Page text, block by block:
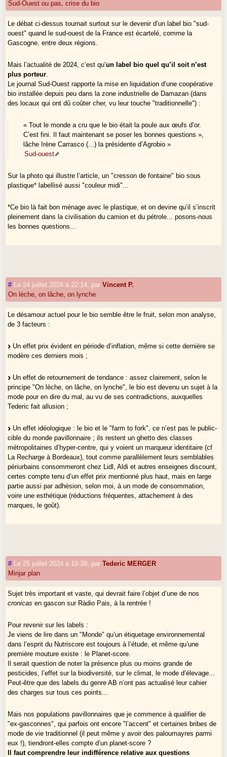
Sud-Ouest ou pas, crise du bio
Le débat ci-dessus tournait surtout sur le devenir d’un label bio "sud-
ouest" quand le sud-ouest de la France est écartelé, comme la
Gascogne, entre deux régions.
Mais l’actualité de 2024, c’est qu’un label bio quel qu’il soit n’est
plus porteur
Le journal Sud-Ouest rapporte la mise en liquidation d’une coopérative
bio installée depuis peu dans la zone industrielle de Damazan (dans
des locaux qui ont dû coûter cher, vu leur touche "traditionnelle") :
« Tout le monde a cru que le bio était la poule aux œufs d’or.
C’est fini. Il faut maintenant se poser les bonnes questions »,
lâche Irène Carrasco (...) la présidente d’Agrobio »
Sud-ouest
Sur la photo qui illustre l’article, un "cresson de fontaine" bio sous
plastique* labellisé aussi "couleur midi"...
*Ce bio là fait bon ménage avec le plastique, et on devine qu’il s’inscrit
pleinement dans la civilisation du camion et du pétrole... posons-nous
les bonnes questions...
# Le 24 juillet 2024 à 22:14 parVincent P.
On lèche, on lâche, on lynche
Le désamour actuel pour le bio semble être le fruit, selon mon analyse,
de 3 facteurs :
Un effet prix évident en période d’inflation, même si cette dernière se
modère ces derniers mois ;
Un effet de retournement de tendance : assez clairement, selon le
principe "On lèche, on lâche, on lynche", le bio est devenu un sujet à la
mode pour en dire du mal, au vu de ses contradictions, auxquelles
Tederic fait allusion ;
Un effet idéologique : le bio et le "farm to fork", ce n’est pas le public-
cible du monde pavillonnaire ; ils restent un ghetto des classes
métropolitaines d’hyper-centre, qui y voient un marqueur identitaire (cf
La Recharge à Bordeaux), tout comme parallèlement leurs semblables
périurbains consommeront chez Lidl, Aldi et autres enseignes discount,
certes compte tenu d’un effet prix mentionné plus haut, mais en large
partie aussi par adhésion, selon moi, à un mode de consommation,
voire une esthétique (réductions fréquentes, attachement à des
marques, le goût).
# Le 25 juillet 2024 à 19:39 parTederic MERGER
Minjar plan
Sujet très important et vaste, qui devrait faire l’objet d’une de nos
cronicas en gascon sur Ràdio Pais, à la rentrée !
Pour revenir sur les labels :
Je viens de lire dans un "Monde" qu’un étiquetage environnemental
dans l’esprit du Nutriscore est toujours à l’étude, et même qu’une
première mouture existe : le Planet-score.
Il serait question de noter la présence plus ou moins grande de
pesticides, l’effet sur la biodiversité, sur le climat, le mode d’élevage...
Peut-être que des labels du genre AB n’ont pas actualisé leur cahier
des charges sur tous ces points...
Mais nos populations pavillonnaires que je commence à qualifier de
"ex-gasconnes", qui parfois ont encore "l’accent" et certaines bribes de
mode de vie traditionnel (il peut même y avoir des paloumayres parmi
eux !), tiendront-elles compte d’un planet-score ?
Il faut comprendre leur indifférence relative aux questions